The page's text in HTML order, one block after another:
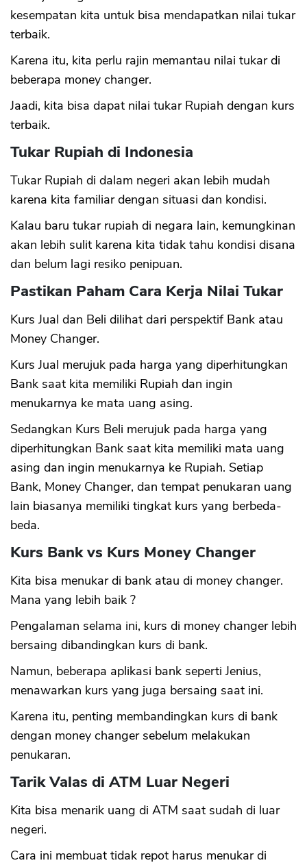
kesempatan kita untuk bisa mendapatkan nilai tukar
terbaik.
Karena itu, kita perlu rajin memantau nilai tukar di
beberapa money changer.
Jaadi, kita bisa dapat nilai tukar Rupiah dengan kurs
terbaik.
Tukar Rupiah di Indonesia
Tukar Rupiah di dalam negeri akan lebih mudah
karena kita familiar dengan situasi dan kondisi.
Kalau baru tukar rupiah di negara lain, kemungkinan
akan lebih sulit karena kita tidak tahu kondisi disana
dan belum lagi resiko penipuan.
Pastikan Paham Cara Kerja Nilai Tukar
Kurs Jual dan Beli dilihat dari perspektif Bank atau
Money Changer.
Kurs Jual merujuk pada harga yang diperhitungkan
Bank saat kita memiliki Rupiah dan ingin
menukarnya ke mata uang asing.
Sedangkan Kurs Beli merujuk pada harga yang
diperhitungkan Bank saat kita memiliki mata uang
asing dan ingin menukarnya ke Rupiah. Setiap
Bank, Money Changer, dan tempat penukaran uang
lain biasanya memiliki tingkat kurs yang berbeda-
beda.
Kurs Bank vs Kurs Money Changer
Kita bisa menukar di bank atau di money changer.
Mana yang lebih baik ?
Pengalaman selama ini, kurs di money changer lebih
bersaing dibandingkan kurs di bank.
Namun, beberapa aplikasi bank seperti Jenius,
menawarkan kurs yang juga bersaing saat ini.
Karena itu, penting membandingkan kurs di bank
dengan money changer sebelum melakukan
penukaran.
Tarik Valas di ATM Luar Negeri
Kita bisa menarik uang di ATM saat sudah di luar
negeri.
Cara ini membuat tidak repot harus menukar di